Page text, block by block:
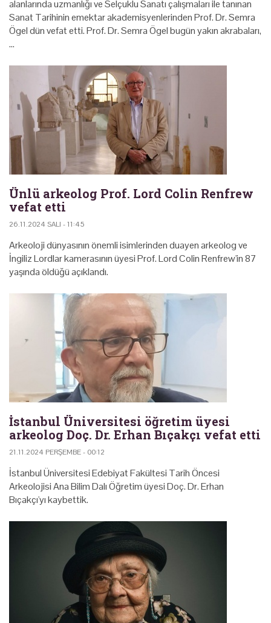
alanlarında uzmanlığı ve Selçuklu Sanatı çalışmaları ile tanınan
Sanat Tarihinin emektar akademisyenlerinden Prof. Dr. Semra
Ögel dün vefat etti. Prof. Dr. Semra Ögel bugün yakın akrabaları,
…
Ünlü arkeolog Prof. Lord Colin Renfrew
vefat etti
26.11.2024 SALI - 11:45
Arkeoloji dünyasının önemli isimlerinden duayen arkeolog ve
İngiliz Lordlar kamerasının üyesi Prof. Lord Colin Renfrew'in 87
yaşında öldüğü açıklandı.
İstanbul Üniversitesi öğretim üyesi
arkeolog Doç. Dr. Erhan Bıçakçı vefat etti
21.11.2024 PERŞEMBE - 00:12
İstanbul Üniversitesi Edebiyat Fakültesi Tarih Öncesi
Arkeolojisi Ana Bilim Dalı Öğretim üyesi Doç. Dr. Erhan
Bıçakçı'yı kaybettik.